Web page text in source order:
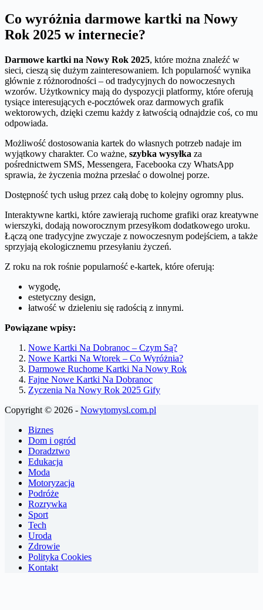
Co wyróżnia darmowe kartki na Nowy
Rok 2025 w internecie?
Darmowe kartki na Nowy Rok 2025, które można znaleźć w
sieci, cieszą się dużym zainteresowaniem. Ich popularność wynika
głównie z różnorodności – od tradycyjnych do nowoczesnych
wzorów. Użytkownicy mają do dyspozycji platformy, które oferują
tysiące interesujących e-pocztówek oraz darmowych grafik
wektorowych, dzięki czemu każdy z łatwością odnajdzie coś, co mu
odpowiada.
Możliwość dostosowania kartek do własnych potrzeb nadaje im
wyjątkowy charakter. Co ważne, szybka wysyłka za
pośrednictwem SMS, Messengera, Facebooka czy WhatsApp
sprawia, że życzenia można przesłać o dowolnej porze.
Dostępność tych usług przez całą dobę to kolejny ogromny plus.
Interaktywne kartki, które zawierają ruchome grafiki oraz kreatywne
wierszyki, dodają noworocznym przesyłkom dodatkowego uroku.
Łączą one tradycyjne zwyczaje z nowoczesnym podejściem, a także
sprzyjają ekologicznemu przesyłaniu życzeń.
Z roku na rok rośnie popularność e-kartek, które oferują:
wygodę,
estetyczny design,
łatwość w dzieleniu się radością z innymi.
Powiązane wpisy:
Nowe Kartki Na Dobranoc – Czym Są?
Nowe Kartki Na Wtorek – Co Wyróżnia?
Darmowe Ruchome Kartki Na Nowy Rok
Fajne Nowe Kartki Na Dobranoc
Zyczenia Na Nowy Rok 2025 Gify
Copyright © 2026 - Nowytomysl.com.pl
Biznes
Dom i ogród
Doradztwo
Edukacja
Moda
Motoryzacja
Podróże
Rozrywka
Sport
Tech
Uroda
Zdrowie
Polityka Cookies
Kontakt